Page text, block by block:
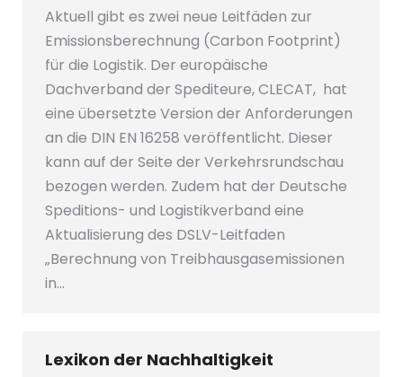
Aktuell gibt es zwei neue Leitfäden zur
Emissionsberechnung (Carbon Footprint)
für die Logistik. Der europäische
Dachverband der Spediteure, CLECAT, hat
eine übersetzte Version der Anforderungen
an die DIN EN 16258 veröffentlicht. Dieser
kann auf der Seite der Verkehrsrundschau
bezogen werden. Zudem hat der Deutsche
Speditions- und Logistikverband eine
Aktualisierung des DSLV-Leitfaden
„Berechnung von Treibhausgasemissionen
in…
Lexikon der Nachhaltigkeit